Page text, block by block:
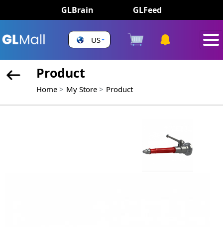
GLBrain GLFeed
US
Product
Home My Store Product